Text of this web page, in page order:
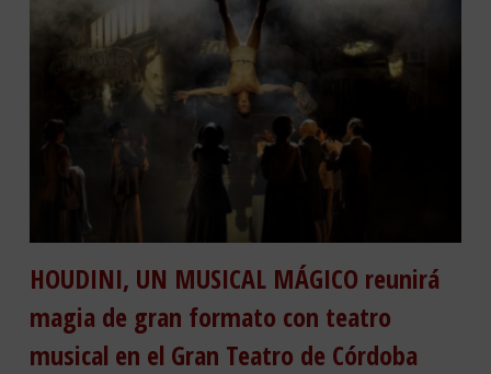
HOUDINI, UN MUSICAL MÁGICO reunirá
magia de gran formato con teatro
musical en el Gran Teatro de Córdoba